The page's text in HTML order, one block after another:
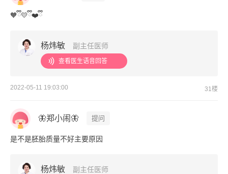
🧡ྀི💛ྀི❤️ྀི
杨炜敏 副主任医师
查看医生语音回答
2022-05-11 19:03:00 31楼
🦋郑小闹🦋 提问
是不是胚胎质量不好主要原因
杨炜敏 副主任医师